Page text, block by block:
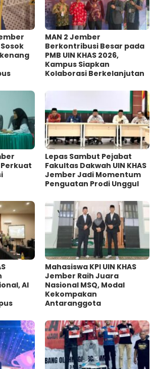
MAN 2 Jember
Berkontribusi Besar pada
PMB UIN KHAS 2026,
Kampus Siapkan
Kolaborasi Berkelanjutan
Lepas Sambut Pejabat
Fakultas Dakwah UIN KHAS
Jember Jadi Momentum
Penguatan Prodi Unggul
AI
Mahasiswa KPI UIN KHAS
Jember Raih Juara
Nasional MSQ, Modal
Kekompakan
Antaranggota